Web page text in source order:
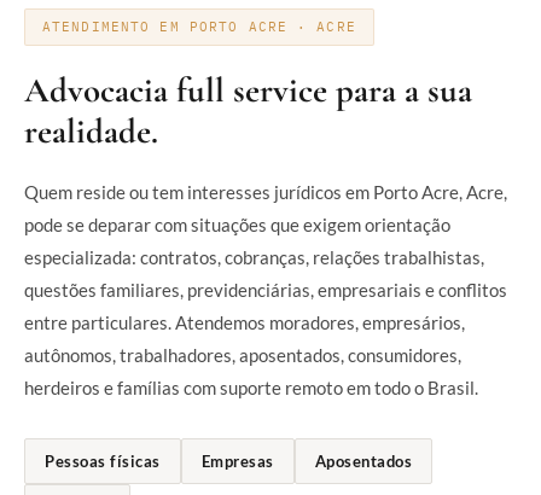
ATENDIMENTO EM PORTO ACRE · ACRE
Advocacia full service para a sua
realidade.
Quem reside ou tem interesses jurídicos em Porto Acre, Acre,
pode se deparar com situações que exigem orientação
especializada: contratos, cobranças, relações trabalhistas,
questões familiares, previdenciárias, empresariais e conflitos
entre particulares. Atendemos moradores, empresários,
autônomos, trabalhadores, aposentados, consumidores,
herdeiros e famílias com suporte remoto em todo o Brasil.
Pessoas físicas Empresas Aposentados